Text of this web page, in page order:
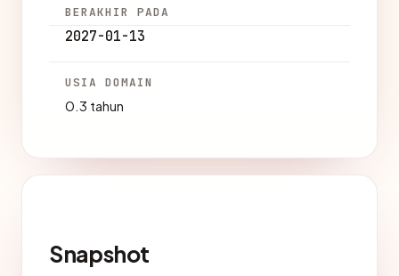
BERAKHIR PADA
2027-01-13
USIA DOMAIN
0.3 tahun
Snapshot